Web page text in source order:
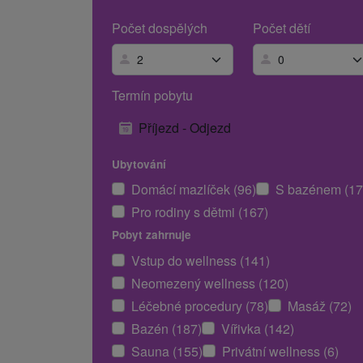
Počet dospělých
Počet dětí
Termín pobytu
Příjezd - Odjezd
Ubytování
Domácí mazlíček (96)
S bazénem
Pro rodiny s dětmi (167)
Pobyt zahrnuje
Vstup do wellness (141)
Neomezený wellness (120)
Léčebné procedury (78)
Masáž (72)
Bazén (187)
Vířivka (142)
Sauna (155)
Privátní wellness (6)